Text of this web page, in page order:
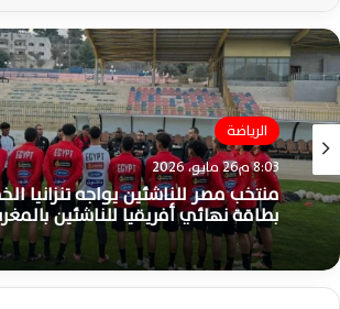
الرياضة
8:03 م26 مايو، 2026
منتخب مصر للناشئين يواجه تنزانيا
بطاقة نهائي أفريقيا للناشئين
الزمالك
3:41 م25 مايو، 2026